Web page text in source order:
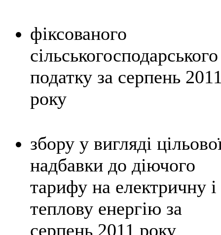
фіксованого
сільськогосподарського
податку за серпень
року
збору у вигляді
надбавки до діючого
тарифу на електричну і
теплову енергію за
серпень 2011 року